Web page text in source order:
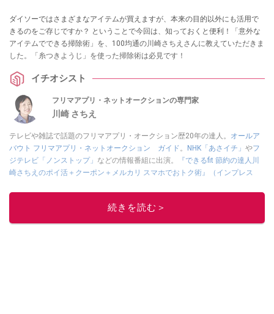
ダイソーではさまざまなアイテムが買えますが、本来の目的以外にも活用で
きるのをご存じですか？ ということで今回は、知っておくと便利！「意外な
アイテムでできる掃除術」を、100均通の川崎さちえさんに教えていただきま
した。「糸つきようじ」を使った掃除術は必見です！
イチオシスト
フリマアプリ・ネットオークションの専門家
川崎 さちえ
テレビや雑誌で話題のフリマアプリ・オークション歴20年の達人。 オールア
バウト フリマアプリ・ネットオークション ガイド 。 NHK「あさイチ」 やフ
ジテレビ「ノンストップ」 などの情報番組に出演。
『できるfit 節約の達人川
崎さちえのポイ活＋クーポン＋メルカリ スマホでおトク術』（インプレス
的に稼ぐ！』（翔泳社刊）
■経歴：2003年、夫が子育てをするために、突然会社を辞める。翌月からの
続きを読む＞